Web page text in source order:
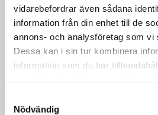
vidarebefordrar även sådana
information från din enhet till de
annons- och analysföretag som vi
Dessa kan i sin tur kombinera
information som du har
Nödvändig
CIO
Utbildningen är särskilt
organisationer som
parallella